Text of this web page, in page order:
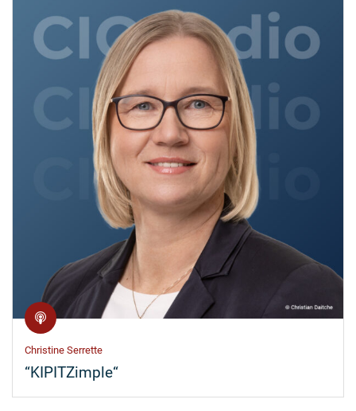
Christine Serrette
“KIPITZimple“